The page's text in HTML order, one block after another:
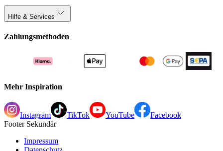
Hilfe & Services
Zahlungsmethoden
Mehr Inspiration
Instagram TikTok YouTube
Facebook
Footer Sekundär
Impressum